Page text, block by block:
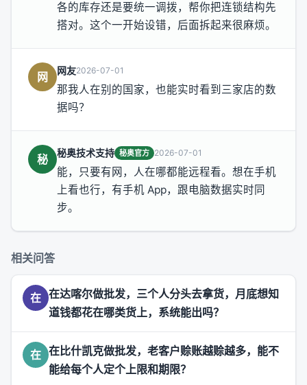
各的库存还是要统一调拨，帮你把连锁结构先
搭对。这个一开始设错，后面拆起来很麻烦。
网 网友2026-07-01
那我人在别的国家，也能实时看到三家店的数
据吗？
秘 秘奥技术支持 秘奥官方 2026-07-01
能，只要有网，人在哪都能远程看。想在手机
上看也行，有手机 App，跟电脑数据实时同
步。
相关问答
在 在达喀尔做批发，三个人分头去拿货，月底想知
道钱都花在哪类货上，系统能出吗？
在 在比什凯克做批发，老客户赊账越赊越多，能不
能给每个人定个上限和期限？